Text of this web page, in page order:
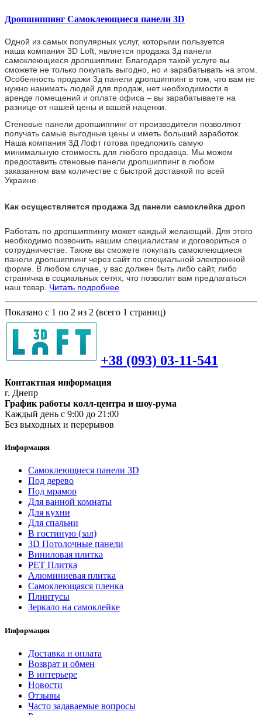
Дропшиппинг Самоклеющиеся панели 3D
Одной из самых популярных услуг, которыми пользуется
наша компания 3D Loft, является продажа 3д панели
самоклеющиеся дропшиппинг. Благодаря такой услуге вы
сможете не только покупать выгодно, но и зарабатывать на этом.
Особенность продажи 3д панели дропшиппинг в том, что вам не
нужно нанимать людей для продаж, нет необходимости в
аренде помещений и оплате офиса – вы зарабатываете на
разнице от нашей цены и вашей наценки.
Стеновые панели дропшиппинг от производителя позволяют
получать самые выгодные цены и иметь больший заработок.
Наша компания 3Д Лофт готова предложить самую
минимальную стоимость для любого продавца. Мы можем
предоставить стеновые панели дропшиппинг в любом
заказанном вам количестве с быстрой доставкой по всей
Украине.
Как осуществляется продажа 3д панели самоклейка дроп
Работать по дропшиппингу может каждый желающий. Для этого
необходимо позвонить нашим специалистам и договориться о
сотрудничестве. Также вы сможете покупать самоклеющиеся
панели дропшиппинг через сайт по специальной электронной
форме. В любом случае, у вас должен быть либо сайт, либо
страничка в социальных сетях, что позволит вам предлагаться
наш товар. Читать подробнее
Показано с 1 по 2 из 2 (всего 1 страниц)
+38 (093) 03-11-541
Контактная информация
г. Днепр
График работы колл-центра и шоу-рума
Каждый день с 9:00 до 21:00
Без выходных и перерывов
Информация
Самоклеющиеся панели 3D
Под дерево
Под мрамор
Для ванной комнаты
Для кухни
Для спальни
В гостиную (зал)
3D Потолочные панели
Виниловая плитка
PET Плитка
Алюминиевая плитка
Самоклеющаяся пленка
Плинтусы
Зеркало на самоклейке
Информация
Доставка и оплата
Возврат и обмен
В интерьере
Новости
Отзывы
Часто задаваемые вопросы